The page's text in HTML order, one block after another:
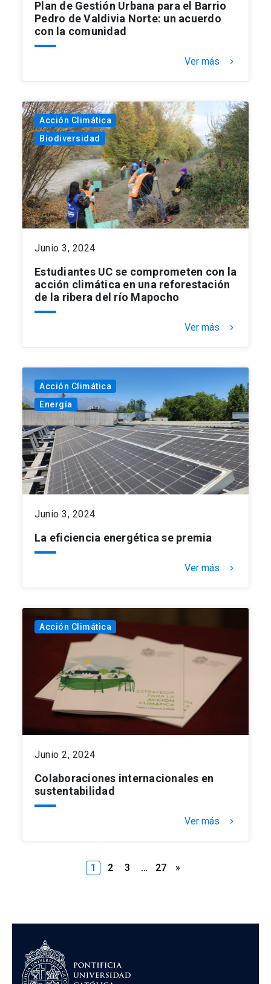
Plan de Gestión Urbana para el Barrio
Pedro de Valdivia Norte: un acuerdo
con la comunidad
Ver más keyboard_arrow_right
Acción Climática
Biodiversidad
Junio 3, 2024
Estudiantes UC se comprometen con la
acción climática en una reforestación
de la ribera del río Mapocho
Ver más keyboard_arrow_right
Acción Climática
Energía
Junio 3, 2024
La eficiencia energética se premia
Ver más keyboard_arrow_right
Acción Climática
Junio 2, 2024
Colaboraciones internacionales en
sustentabilidad
Ver más keyboard_arrow_right
Paginación
1 2 3 … 27 »